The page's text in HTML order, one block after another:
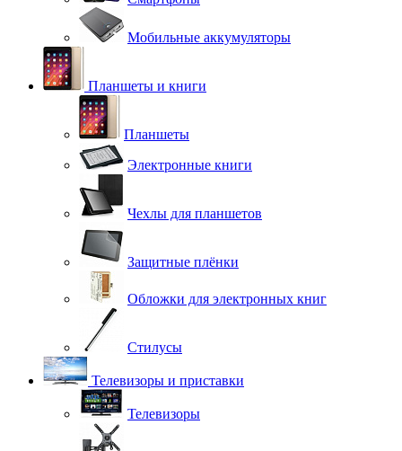
Мобильные аккумуляторы
Планшеты и книги
Планшеты
Электронные книги
Чехлы для планшетов
Защитные плёнки
Обложки для электронных книг
Стилусы
Телевизоры и приставки
Телевизоры